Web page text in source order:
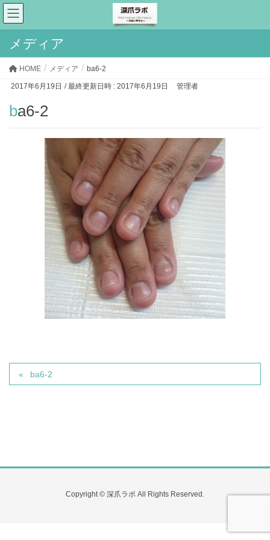
メディア
HOME メディア ba6-2
2017年6月19日 / 最終更新日時 : 2017年6月19日 管理者
ba6-2
ba6-2
Copyright © 深爪ラボ All Rights Reserved.